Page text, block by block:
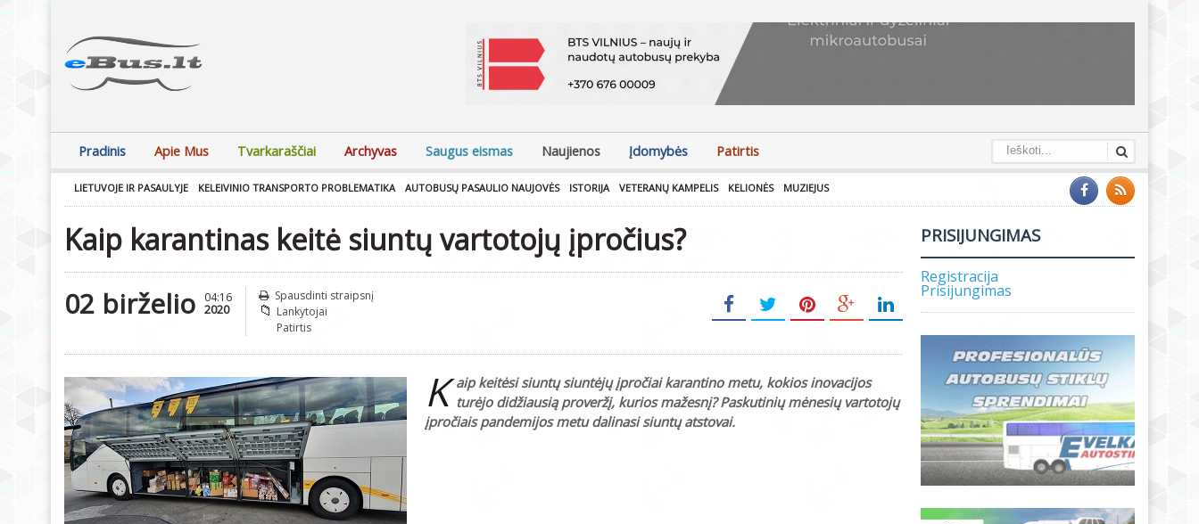
Pradinis Apie Mus Tvarkaraščiai Archyvas Saugus eismas Naujienos Įdomybės Patirtis
LIETUVOJE IR PASAULYJE KELEIVINIO TRANSPORTO PROBLEMATIKA AUTOBUSŲ PASAULIO NAUJOVĖS ISTORIJA VETERANŲ KAMPELIS KELIONĖS MUZIEJUS
Kaip karantinas keitė siuntų vartotojų įpročius?
02 birželio 04:16
2020
Spausdinti straipsnį
Lankytojai
Patirtis
K aip keitėsi siuntų siuntėjų įpročiai karantino metu, kokios inovacijos
turėjo didžiausią proveržį, kurios mažesnį? Paskutinių mėnesių vartotojų
įpročiais pandemijos metu dalinasi siuntų atstovai.
PRISIJUNGIMAS
Registracija
Prisijungimas